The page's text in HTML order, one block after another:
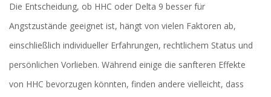
Die Entscheidung, ob HHC oder Delta 9 besser für
Angstzustände geeignet ist, hängt von vielen Faktoren ab,
einschließlich individueller Erfahrungen, rechtlichem Status und
persönlichen Vorlieben. Während einige die sanfteren Effekte
von HHC bevorzugen könnten, finden andere vielleicht, dass